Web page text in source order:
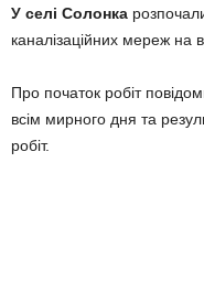
У селі Солонка
каналізаційних мереж на
Про початок робіт
всім мирного дня та
робіт.